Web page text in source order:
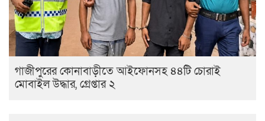
গাজীপুরের কোনাবাড়ীতে আইফোনসহ ৪৪টি চোরাই
মোবাইল উদ্ধার, গ্রেপ্তার ২